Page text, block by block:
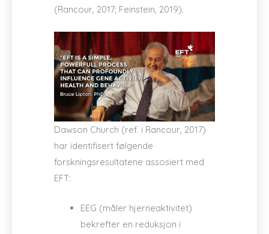
(Rancour, 2017; Feinstein, 2019).
Dawson Church (ref. i Rancour, 2017)
har identifisert følgende
forskningsresultatene assosiert med
EFT:
EEG (måler hjerneaktivitet)
bekrefter en reduksjon i